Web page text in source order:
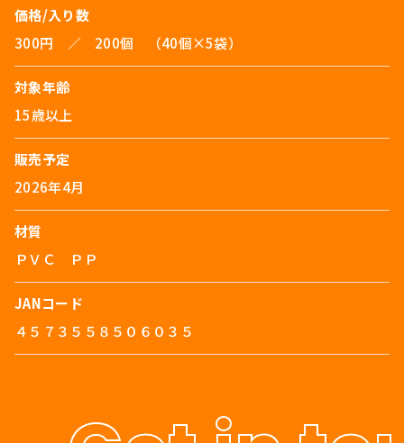
価格/入り数
300円 ／ 200個 （40個×5袋）
対象年齢
15歳以上
販売予定
2026年4月
材質
ＰＶＣ ＰＰ
JANコード
４５７３５５８５０６０３５